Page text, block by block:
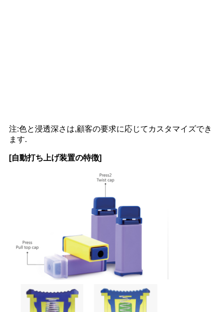
注:色と浸透深さは,顧客の要求に応じてカスタマイズでき
ます.
[自動打ち上げ装置の特徴]